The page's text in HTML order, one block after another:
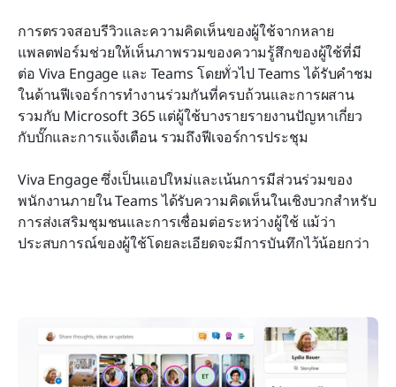
การตรวจสอบรีวิวและความคิดเห็นของผู้ใช้จากหลาย
แพลตฟอร์มช่วยให้เห็นภาพรวมของความรู้สึกของผู้ใช้ที่มี
ต่อ Viva Engage และ Teams โดยทั่วไป Teams ได้รับคำชม
ในด้านฟีเจอร์การทำงานร่วมกันที่ครบถ้วนและการผสาน
รวมกับ Microsoft 365 แต่ผู้ใช้บางรายรายงานปัญหาเกี่ยว
กับบั๊กและการแจ้งเตือน รวมถึงฟีเจอร์การประชุม
Viva Engage ซึ่งเป็นแอปใหม่และเน้นการมีส่วนร่วมของ
พนักงานภายใน Teams ได้รับความคิดเห็นในเชิงบวกสำหรับ
การส่งเสริมชุมชนและการเชื่อมต่อระหว่างผู้ใช้ แม้ว่า
ประสบการณ์ของผู้ใช้โดยละเอียดจะมีการบันทึกไว้น้อยกว่า